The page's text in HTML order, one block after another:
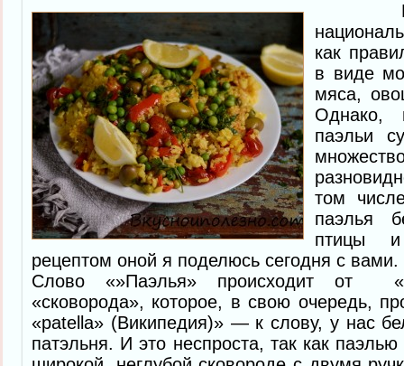
как
в виде
мяса,
Однако,
паэльи
том
паэлья
птицы
рецептом оной я поделюсь сегодня с вами.
Слово «»Паэлья» происходит от
«сковорода», которое, в свою очередь,
«patella» (Википедия)» — к слову, у нас
патэльня. И это неспроста, так как